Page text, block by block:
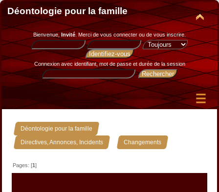
Déontologie pour la famille
Bienvenue, Invité. Merci devous connecter ou de vous inscrire.
Connexion avec identifiant, mot de passe et durée de la session
Déontologie pour la famille »
Directives, Annonces, Incidents » Changements
Pages: [1]